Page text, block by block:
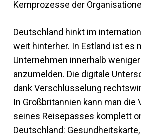
Kernprozesse der
Deutschland hinkt im
weit hinterher. In Estland ist es
Unternehmen innerhalb
anzumelden. Die digitale
dank Verschlüsselung
In Großbritannien kann man die
seines Reisepasses komplett
Deutschland: